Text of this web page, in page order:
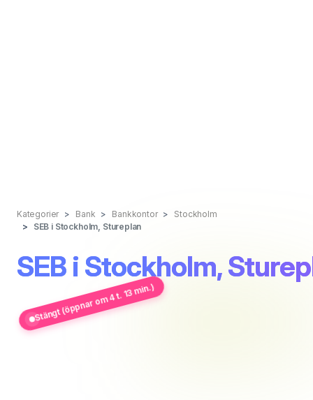
Kategorier Bank Bankkontor
Stockholm
SEB i Stockholm, Stureplan
SEB i Stockholm,
Stängt (öppnar om 4 t. 13 min.)